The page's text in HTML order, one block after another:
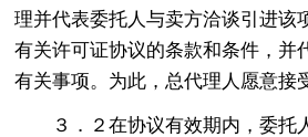
理并代表委托人与卖方洽谈引进该
有关许可证协议的条款和条件，并
有关事项。为此，总代理人愿意接
３．２在协议有效期内，委托